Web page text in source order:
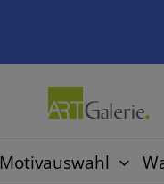
Motivauswahl